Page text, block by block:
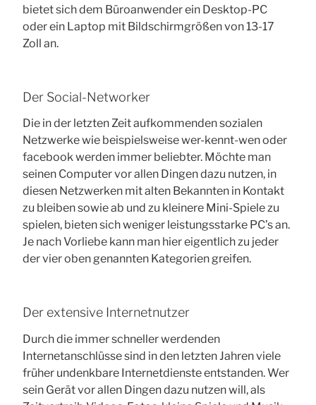
bietet sich dem Büroanwender ein Desktop-PC
oder ein Laptop mit Bildschirmgrößen von 13-17
Zoll an.
Der Social-Networker
Die in der letzten Zeit aufkommenden sozialen
Netzwerke wie beispielsweise wer-kennt-wen oder
facebook werden immer beliebter. Möchte man
seinen Computer vor allen Dingen dazu nutzen, in
diesen Netzwerken mit alten Bekannten in Kontakt
zu bleiben sowie ab und zu kleinere Mini-Spiele zu
spielen, bieten sich weniger leistungsstarke PC’s an.
Je nach Vorliebe kann man hier eigentlich zu jeder
der vier oben genannten Kategorien greifen.
Der extensive Internetnutzer
Durch die immer schneller werdenden
Internetanschlüsse sind in den letzten Jahren viele
früher undenkbare Internetdienste entstanden. Wer
sein Gerät vor allen Dingen dazu nutzen will, als